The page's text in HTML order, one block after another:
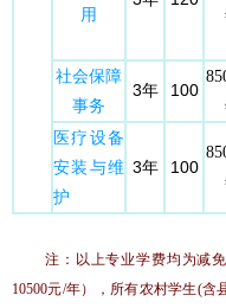
用
社会保障
事务
3年 100
医疗设备
安装与维
护
3年 100
注：以上专业学费均为减
10500元/年），所有农村学生(